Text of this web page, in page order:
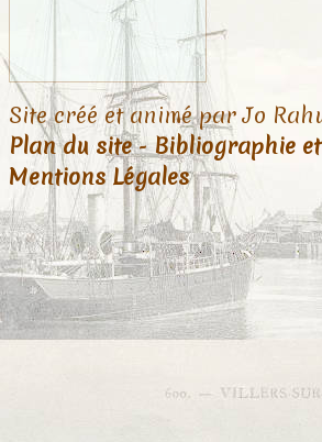
Site créé et animé par Jo
Plan du site-Bibliographie
Mentions Légales